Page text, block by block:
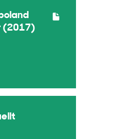
(2017)